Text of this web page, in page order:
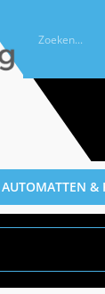
AUTOMATTEN &